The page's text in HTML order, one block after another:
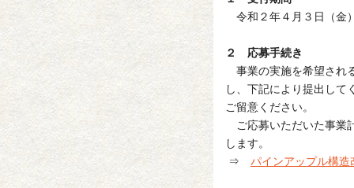
令和２年４月３日（金
２ 応募手続き
事業の実施を希望され
し、下記により提出して
ご留意ください。
ご応募いただいた事業
します。
⇒ パインアップル構